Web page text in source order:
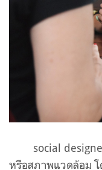
social
หรือสภาพแวดล้อม โ